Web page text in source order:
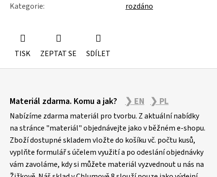
Kategorie: rozdáno
TISK ZEPTAT SE SDÍLET
Materiál zdarma. Komu a jak? ❯ EN ❯ PL
Nabízíme zdarma materiál pro tvorbu. Z aktuální nabídky
na stránce "materiál" objednávejte jako v běžném e-shopu.
Zboží dostupné skladem vložte do košíku vč. počtu kusů,
vyplňte formulář s účelem využití a po odeslání objednávky
vám zavoláme, kdy si můžete materiál vyzvednout u nás na